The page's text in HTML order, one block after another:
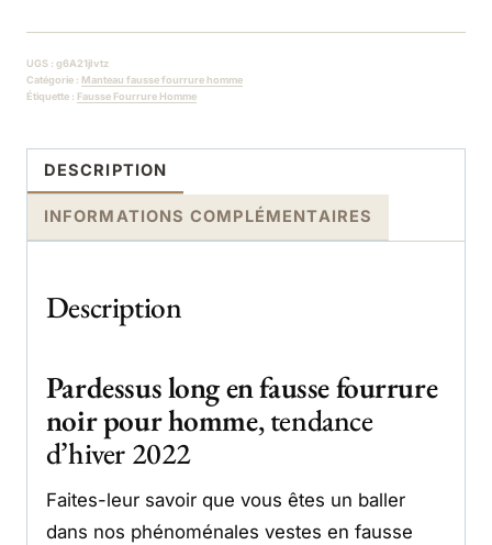
UGS : g6A21jIvtz
Catégorie : Manteau fausse fourrure homme
Étiquette : Fausse Fourrure Homme
DESCRIPTION
INFORMATIONS COMPLÉMENTAIRES
Description
Pardessus long en fausse fourrure
noir pour homme, tendance
d’hiver 2022
Faites-leur savoir que vous êtes un baller
dans nos phénoménales vestes en fausse